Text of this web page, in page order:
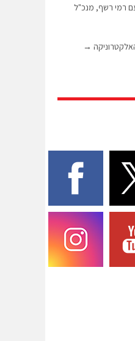
רמי רשף, מנכ"ל
→